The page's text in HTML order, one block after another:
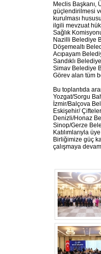
Meclis Başkanı,
güçlendirilmesi
kurulması
ilgili mevzuat
Sağlık
Nazilli Belediye
Döşemealtı
Acıpayam
Sandıklı
Simav Belediye
Görev alan tüm
Bu toplantıda
Yozgat/Sorgu
İzmir/Balçova
Eskişehir/
Denizli/Honaz
Sinop/Gerze
Katılımlarıyla
Birliğimize güç
çalışmaya